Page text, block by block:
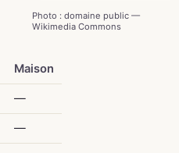
Photo : domaine public —
Wikimedia Commons
Maison
—
—